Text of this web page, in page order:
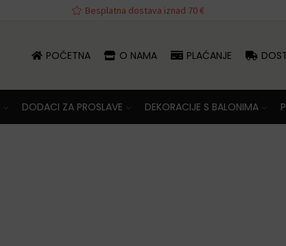
Besplatna dostava iznad 70 €
POČETNA O NAMA PLAĆANJE
DODACI ZA PROSLAVE DEKORACIJE S BALONIMA